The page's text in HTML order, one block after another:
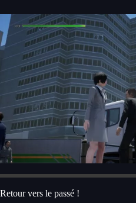
Retour vers le passé !